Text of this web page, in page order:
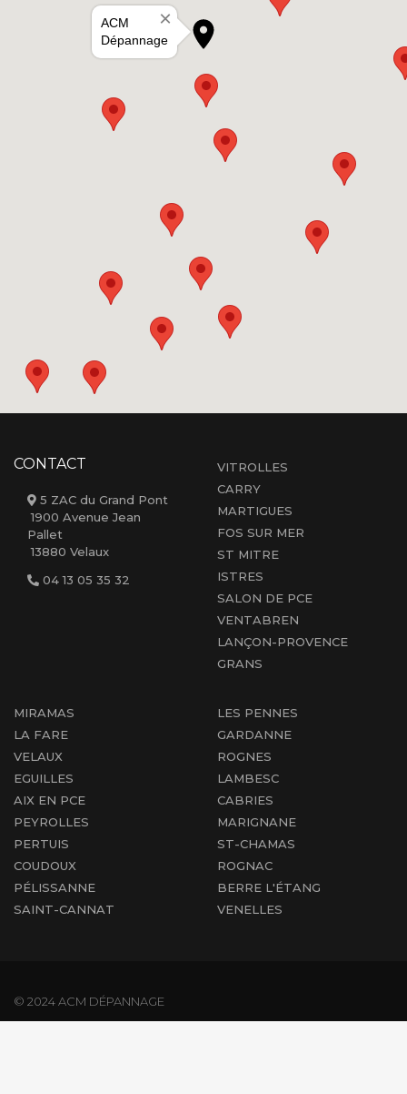
CONTACT
5 ZAC du Grand Pont
1900 Avenue Jean
Pallet
13880 Velaux
04 13 05 35 32
VITROLLES
CARRY
MARTIGUES
FOS SUR MER
ST MITRE
ISTRES
SALON DE PCE
VENTABREN
LANÇON-PROVENCE
GRANS
MIRAMAS
LA FARE
VELAUX
EGUILLES
AIX EN PCE
PEYROLLES
PERTUIS
COUDOUX
PÉLISSANNE
SAINT-CANNAT
LES PENNES
GARDANNE
ROGNES
LAMBESC
CABRIES
MARIGNANE
ST-CHAMAS
ROGNAC
BERRE L'ÉTANG
VENELLES
© 2024 ACM DÉPANNAGE